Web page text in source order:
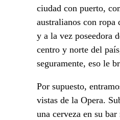
ciudad con puerto,
australianos con ropa
y a la vez poseedora
centro y norte del
seguramente, eso le
Por supuesto,
vistas de la Opera.
una cerveza en su